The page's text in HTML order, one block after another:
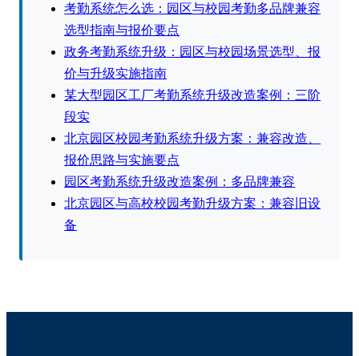
考勤系统怎么选：园区与校园考勤多品牌兼容
选型指南与报价要点
政务考勤系统升级：园区与校园场景选型、报
价与升级实施指南
某大型园区工厂考勤系统升级改造案例：三阶
段实
北京园区校园考勤系统升级方案：兼容改造、
报价思路与实施要点
园区考勤系统升级改造案例：多品牌兼容
北京园区与高校校园考勤升级方案：兼容旧设
备